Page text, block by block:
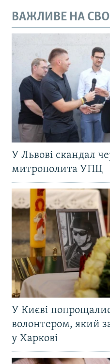
ВАЖЛИВЕ НА
У Львові скандал
митрополита УПЦ
У Києві
волонтером, який
у Харкові